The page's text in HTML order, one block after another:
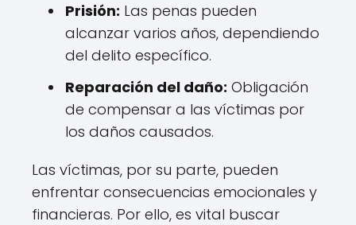
Prisión: Las penas pueden
alcanzar varios años, dependiendo
del delito específico.
Reparación del daño: Obligación
de compensar a las víctimas por
los daños causados.
Las víctimas, por su parte, pueden
enfrentar consecuencias emocionales y
financieras. Por ello, es vital buscar